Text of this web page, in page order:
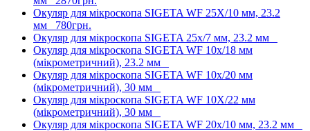
Окуляр для мікроскопа SIGETA WF 25X/10 мм, 23.2
мм 780грн.
Окуляр для мікроскопа SIGETA 25x/7 мм, 23.2 мм
Окуляр для мікроскопа SIGETA WF 10x/18 мм
(мікрометричний), 23.2 мм
Окуляр для мікроскопа SIGETA WF 10x/20 мм
(мікрометричний), 30 мм
Окуляр для мікроскопа SIGETA WF 10X/22 мм
(мікрометричний), 30 мм
Окуляр для мікроскопа SIGETA WF 20x/10 мм, 23.2 мм